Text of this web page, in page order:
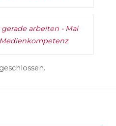
gerade arbeiten - Mai